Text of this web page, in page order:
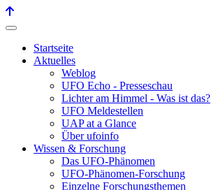
Startseite
Aktuelles
Weblog
UFO Echo - Presseschau
Lichter am Himmel - Was ist das?
UFO Meldestellen
UAP at a Glance
Über ufoinfo
Wissen & Forschung
Das UFO-Phänomen
UFO-Phänomen-Forschung
Einzelne Forschungsthemen